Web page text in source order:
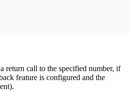
return call to the specified number, if
feature is configured and the